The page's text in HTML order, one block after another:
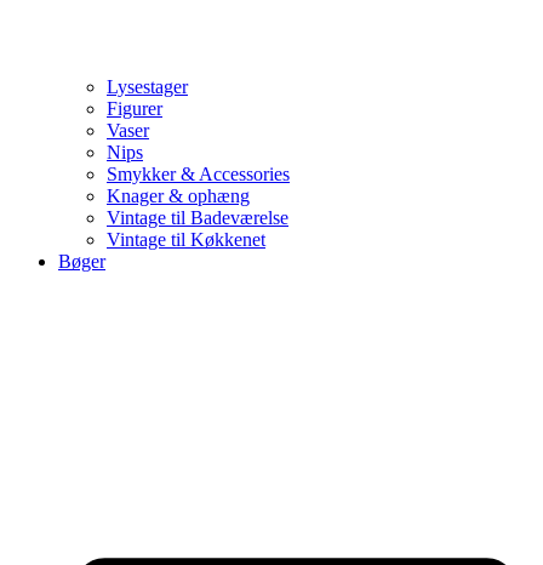
Lysestager
Figurer
Vaser
Nips
Smykker & Accessories
Knager & ophæng
Vintage til Badeværelse
Vintage til Køkkenet
Bøger